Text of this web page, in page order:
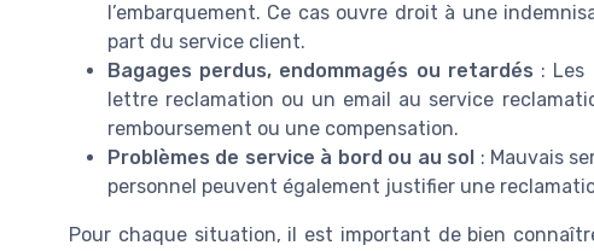
l’embarquement. Ce cas ouvre droit à une
part du service client.
Bagages perdus, endommagés ou retardés : Les
lettre reclamation ou un email au service
remboursement ou une compensation.
Problèmes de service à bord ou au sol : Mauvais
personnel peuvent également justifier une
Pour chaque situation, il est important de bien